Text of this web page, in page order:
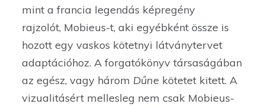
mint a francia legendás képregény
rajzolót, Mobieus-t, aki egyébként össze is
hozott egy vaskos kötetnyi látványtervet
adaptációhoz. A forgatókönyv társaságában
az egész, vagy három Dűne kötetet kitett. A
vizualitásért mellesleg nem csak Mobieus-